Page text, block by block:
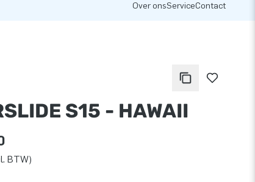
Over onsServiceContact
S15 - HAWAII
BTW)